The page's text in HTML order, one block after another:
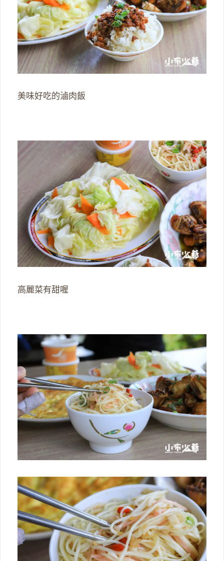
美味好吃的滷肉飯
高麗菜有甜喔